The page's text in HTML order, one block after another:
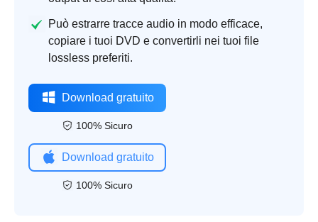
Può estrarre tracce audio in modo efficace,
copiare i tuoi DVD e convertirli nei tuoi file
lossless preferiti.
Download gratuito
100% Sicuro
Download gratuito
100% Sicuro